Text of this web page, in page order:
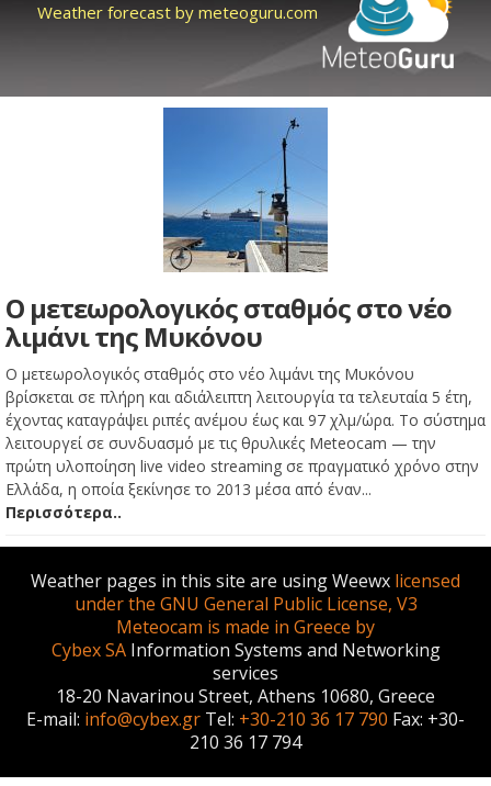
Weather forecast by meteoguru.com
Ο μετεωρολογικός σταθμός στο νέο
λιμάνι της Μυκόνου
Ο μετεωρολογικός σταθμός στο νέο λιμάνι της Μυκόνου
βρίσκεται σε πλήρη και αδιάλειπτη λειτουργία τα τελευταία 5 έτη,
έχοντας καταγράψει ριπές ανέμου έως και 97 χλμ/ώρα. Το σύστημα
λειτουργεί σε συνδυασμό με τις θρυλικές Meteocam — την
πρώτη υλοποίηση live video streaming σε πραγματικό χρόνο στην
Ελλάδα, η οποία ξεκίνησε το 2013 μέσα από έναν...
Περισσότερα..
Weather pages in this site are using Weewx licensed
under the GNU General Public License, V3
Meteocam is made in Greece by
Cybex SAInformation Systems and Networking
services
18-20 Navarinou Street, Athens 10680, Greece
E-mail: info@cybex.gr Tel: +30-210 36 17 790 Fax: +30-
210 36 17 794